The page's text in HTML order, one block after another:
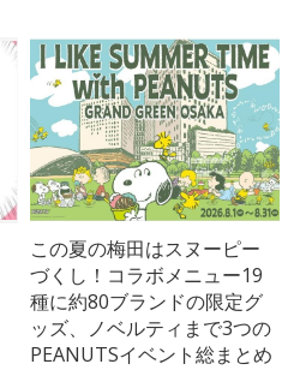
この夏の梅田はスヌーピー
づくし！コラボメニュー19
種に約80ブランドの限定グ
ッズ、ノベルティまで3つの
PEANUTSイベント総まとめ